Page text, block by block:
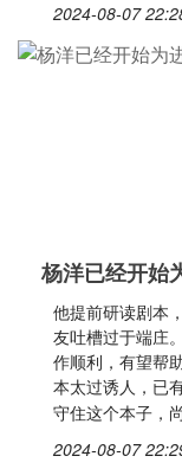
2024-08-07
杨洋已经开始
他提前研读剧本
友吐槽过于端庄
作顺利，有望帮
本太过诱人，已
守住这个本子，
2024-08-07